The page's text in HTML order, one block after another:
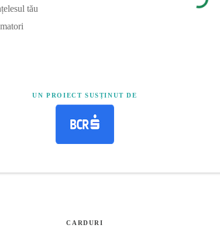
tău
UN PROIECT SUSȚINUT DE
CARDURI